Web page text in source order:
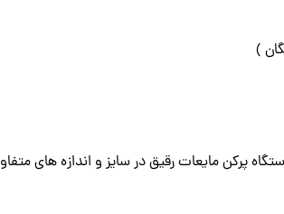
)
پرکن مایعات رقیق در سایز و اندازه های